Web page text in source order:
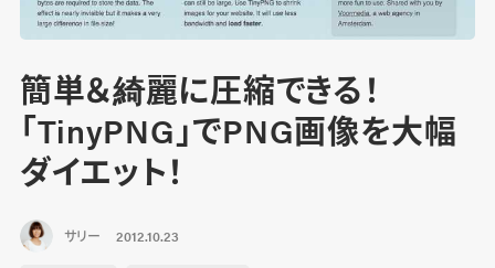
簡単＆綺麗に圧縮できる！
「TinyPNG」でPNG画像を大幅
ダイエット！
サリー 2012.10.23